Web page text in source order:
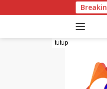
ke
Resep
tutup